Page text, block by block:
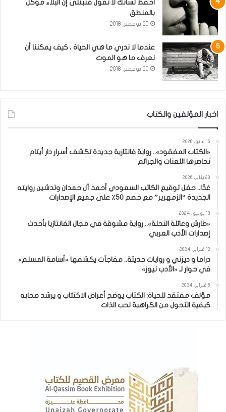
احفظ لسانك لا تقول فتبتلى إن البلاء موكل
بالمنطق
20 نوفمبر، 2018
عندما لا ندري ما هي الحياة ، كيف يمكننا أن
نعرف ما هو الموت
20 نوفمبر، 2018
اخبار المؤلفين والكتاب
15 مايو، 2026
«الكتاب المفقود».. رواية فانتازية جديدة تكشف أسرار دار أيتام
تحاصرها اللعنات والجرائم
23 يناير، 2026
غدًا.. حفل توقيع الكاتب السعودي أحمد آل حمدان وتدشين روايته
الجديدة “الزمهرير” مع خصم 50٪ على جميع الإصدارات
10 يونيو، 2024
«طارش وعائلة النحلة».. رواية مشوقة في مجال الفانتازيا بأحدث
إصدارات الأدب العربي
12 فبراير، 2024
دراما و ديزني و روايات حديثة.. مفاجآت يكشفها «أسامة المسلم»
في حوار لـ «الأدب نيوز»
5 فبراير، 2024
مؤلف مفتقد للحياة: الكتاب يوضح أعراض الاكتئاب و يرشد صحابه
كيفية التحول من الكراهية لحب الذات